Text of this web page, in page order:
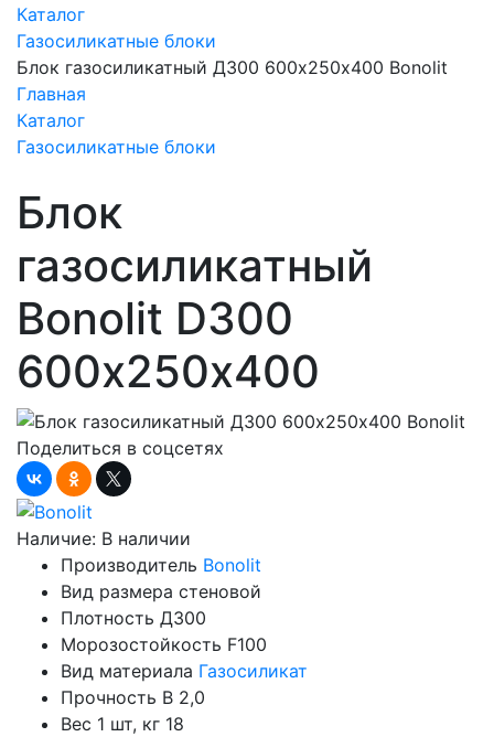
Каталог
Газосиликатные блоки
Блок газосиликатный Д300 600х250х400 Bonolit
Главная
Каталог
Газосиликатные блоки
Блок
газосиликатный
Bonolit D300
600х250х400
Поделиться в соцсетях
Наличие: В наличии
Производитель Bonolit
Вид размера стеновой
Плотность Д300
Морозостойкость F100
Вид материала Газосиликат
Прочность B 2,0
Вес 1 шт, кг 18